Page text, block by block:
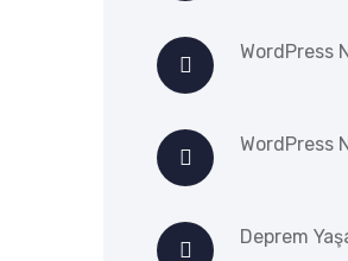
WordPress
WordPress
Deprem